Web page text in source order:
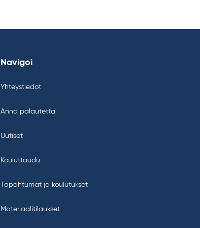
Navigoi
Yhteystiedot
Anna palautetta
Uutiset
Kouluttaudu
Tapahtumat ja koulutukset
Materiaalitilaukset